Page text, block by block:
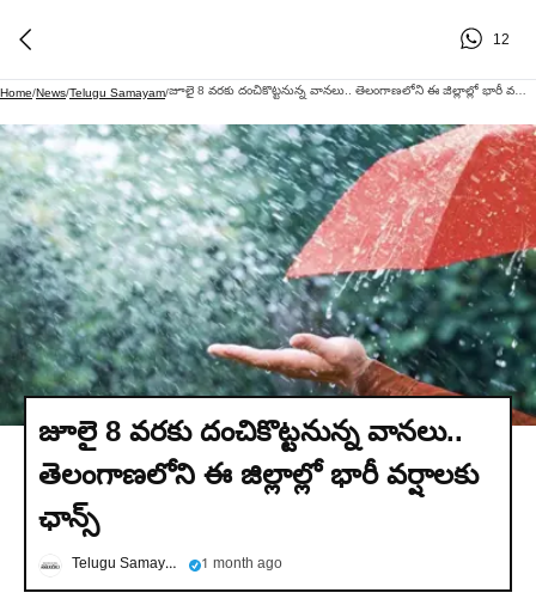
12
Home/News/Telugu Samayam/
జూలై 8 వరకు దంచికొట్టనున్న వానలు..
తెలంగాణలోని ఈ జిల్లాల్లో భారీ వర్షాలకు
ఛాన్స్
Telugu Samayam 1 month ago